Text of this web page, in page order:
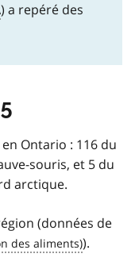
) a repéré des
Ontario : 116 du
souris, et 5 du
arctique.
(données de
).